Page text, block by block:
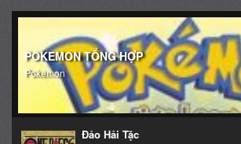
POKEMON TỔNG HỢP
Pokemon
Đảo Hải Tặc